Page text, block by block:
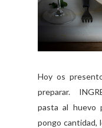
Hoy os
preparar.
pasta al huevo
pongo cantidad,